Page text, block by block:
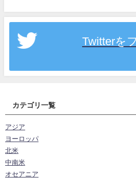
Twitterを
カテゴリ一覧
アジア
ヨーロッパ
北米
中南米
オセアニア